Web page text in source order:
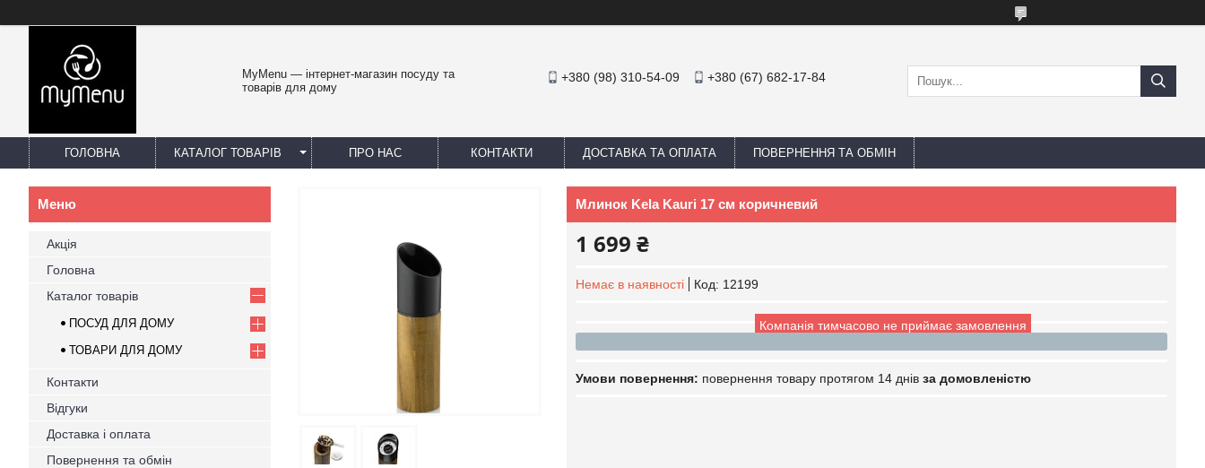
MyMenu — інтернет-магазин посуду та
товарів для дому
+380 (98) 310-54-09 +380 (67) 682-17-84
ГОЛОВНА КАТАЛОГ ТОВАРІВ ПРО НАС КОНТАКТИ ДОСТАВКА ТА ОПЛАТА ПОВЕРНЕННЯ ТА ОБМІН
Млинок Kela Kauri 17 см коричневий
1 699 ₴
Немає в наявності Код: 12199
Компанія тимчасово не приймає замовлення
повернення товару протягом 14 днів за домовленістю
Акція
Головна
Каталог товарів
ПОСУД ДЛЯ ДОМУ
ТОВАРИ ДЛЯ ДОМУ
Контакти
Відгуки
Доставка і оплата
Повернення та обмін